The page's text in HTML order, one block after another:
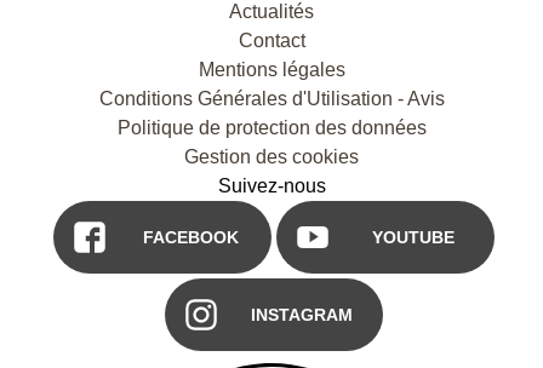
Actualités
Contact
Mentions légales
Conditions Générales d'Utilisation - Avis
Politique de protection des données
Gestion des cookies
Suivez-nous
FACEBOOK YOUTUBE
INSTAGRAM